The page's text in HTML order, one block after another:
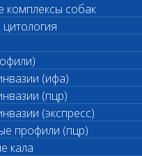
комплексы собак
цитология
(ифа)
(пцр)
(экспресс)
профили (пцр)
кала
срочных